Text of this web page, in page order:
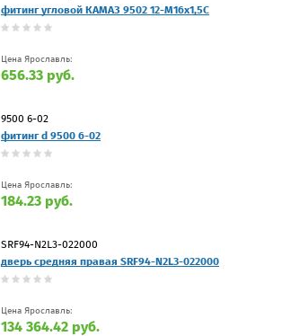
фитинг угловой КАМАЗ 9502 12-M16x1,5С
Цена Ярославль:
656.33 руб.
9500 6-02
фитинг d 9500 6-02
Цена Ярославль:
184.23 руб.
SRF94-N2L3-022000
дверь средняя правая SRF94-N2L3-022000
Цена Ярославль:
134 364.42 руб.